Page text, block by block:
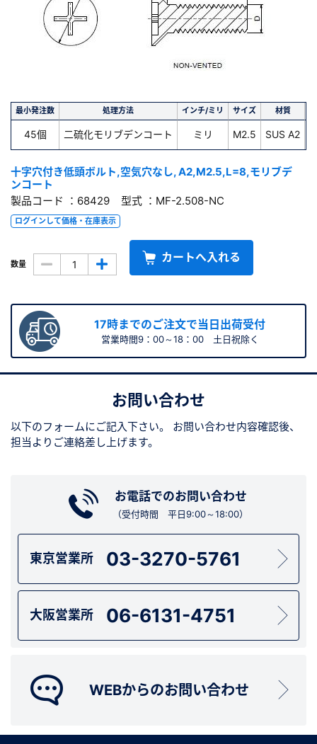
最小発注数 処理方法 インチ/ミリ サイズ 材質
45個 二硫化モリブデンコート ミリ M2.5 SUS A2
十字穴付き低頭ボルト,空気穴なし, A2,M2.5,L=8,モリブデ
ンコート
製品コード ：68429 型式 ：MF-2.508-NC
ログインして価格・在庫表示
数量 カートへ入れる
17時までのご注文で当日出荷受付
営業時間9：00～18：00 土日祝除く
お問い合わせ
以下のフォームにご記入下さい。
お問い合わせ内容確認後、
担当よりご連絡差し上げます。
お電話でのお問い合わせ
（受付時間 平日9:00～18:00）
東京営業所 03-3270-5761
大阪営業所 06-6131-4751
WEBからのお問い合わせ